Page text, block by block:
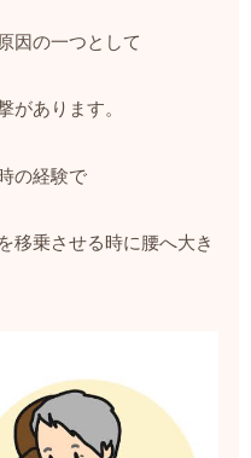
因の一つとして
があります。
の経験で
移乗させる時に腰へ大き